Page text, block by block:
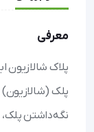
معرفی
پلاک
پلک (شالازیون)
نگه‌داشتن پلک،